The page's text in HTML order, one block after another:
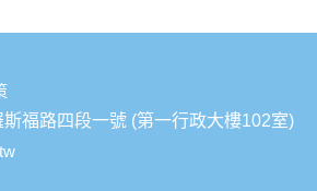
福路四段一號 (第一行政大樓102室)